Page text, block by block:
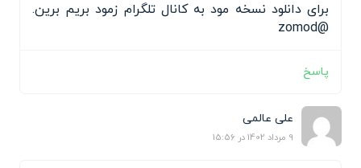
برای دانلود نسخه مود به کانال تلگرام زمود بریم برین.
@zomod
پاسخ
علی عالمی
9 مرداد 1402 در 15:56